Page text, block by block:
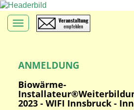
Toggle navigation
ANMELDUNG
Biowärme-
2023 - WIFI Innsbruck -